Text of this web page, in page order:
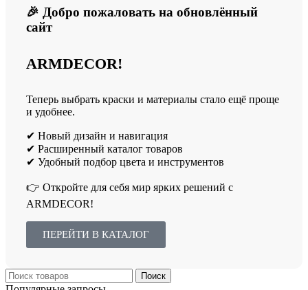
🎉 Добро пожаловать на обновлённый
сайт
ARMDECOR!
Теперь выбрать краски и материалы стало ещё проще
и удобнее.
✔ Новый дизайн и навигация
✔ Расширенный каталог товаров
✔ Удобный подбор цвета и инструментов
👉 Откройте для себя мир ярких решений с
ARMDECOR!
ПЕРЕЙТИ В КАТАЛОГ
Поиск